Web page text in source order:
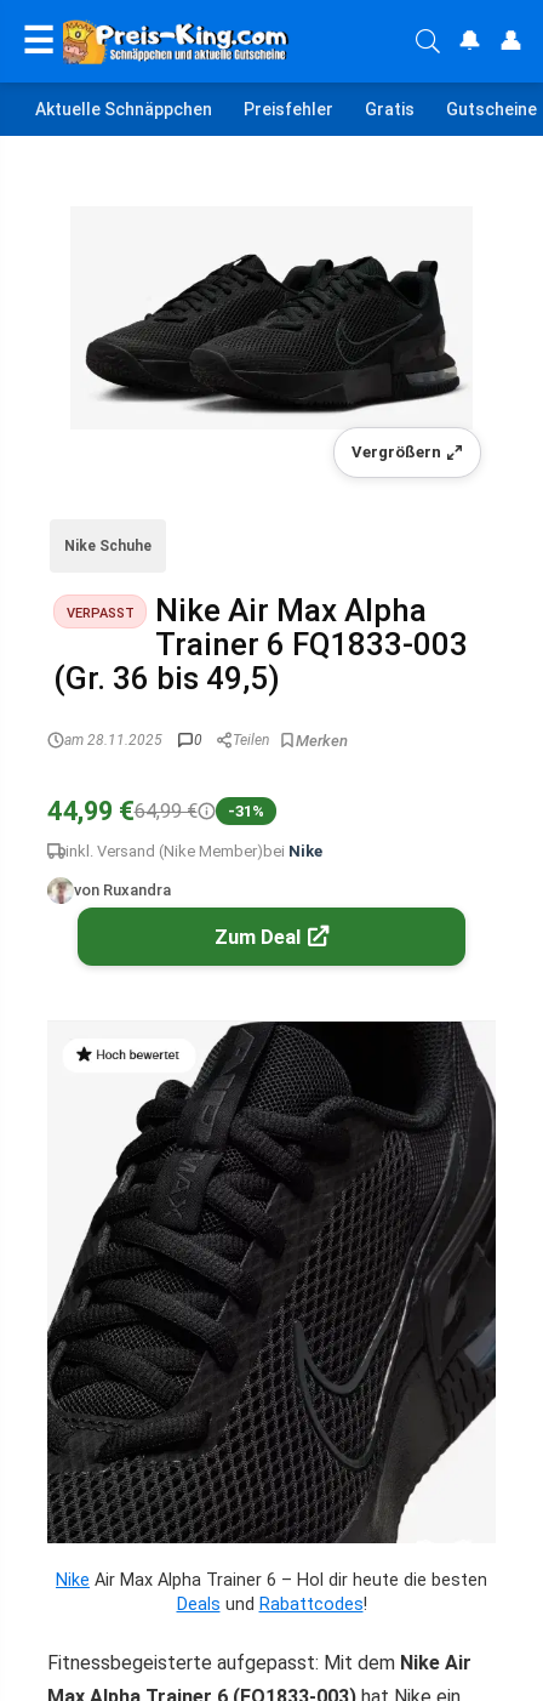
☰ 🔔 👤
Aktuelle Schnäppchen Preisfehler Gratis Gutscheine
Vergrößern
Nike Schuhe
VERPASST
Nike Air Max Alpha
Trainer 6 FQ1833-003
(Gr. 36 bis 49,5)
am 28.11.2025 0 Teilen
44,99 €64,99 € -31%
inkl. Versand (Nike Member) bei Nike
von Ruxandra
Zum Deal
Nike Air Max Alpha Trainer 6 – Hol dir heute die besten
Deals und Rabattcodes!
Fitnessbegeisterte aufgepasst: Mit dem Nike Air